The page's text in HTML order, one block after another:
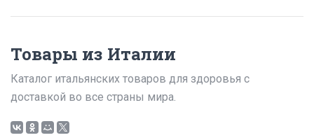
Товары из Италии
Каталог итальянских товаров для здоровья с
доставкой во все страны мира.